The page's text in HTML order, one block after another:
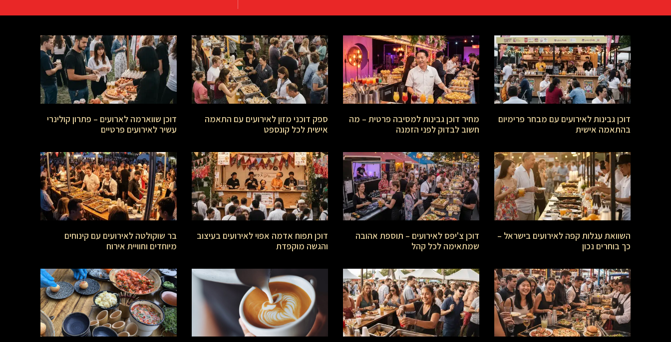
דוכן גבינות לאירועים עם מבחר פרימיום
בהתאמה אישית
מחיר דוכן גבינות למסיבה פרטית – מה
חשוב לבדוק לפני הזמנה
ספק דוכני מזון לאירועים עם התאמה
אישית לכל קונספט
דוכן שווארמה לארועים – פתרון קולינרי
עשיר לאירועים פרטיים
השוואת עגלות קפה לאירועים בישראל –
כך בוחרים נכון
דוכן צ'יפס לאירועים – תוספת אהובה
שמתאימה לכל קהל
דוכן תפוח אדמה אפוי לאירועים בעיצוב
והגשה מוקפדת
בר שוקולטה לאירועים עם קינוחים
מיוחדים וחוויית אירוח